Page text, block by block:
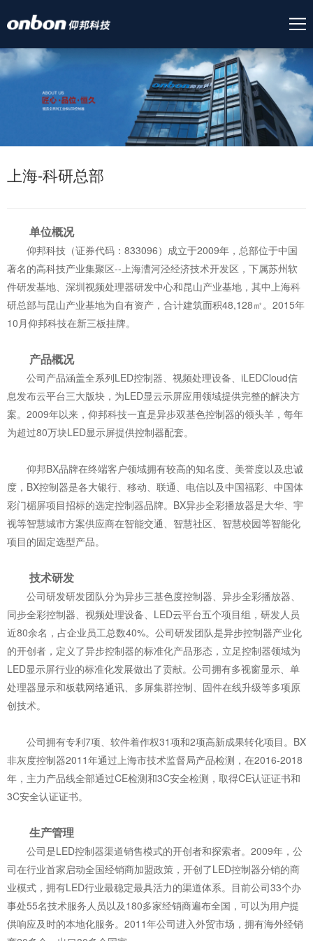
上海-科研总部
单位概况
仰邦科技（证券代码：833096）成立于2009年，总部位于中国
著名的高科技产业集聚区--上海漕河泾经济技术开发区，下属苏州软
件研发基地、深圳视频处理器研发中心和昆山产业基地，其中上海科
研总部与昆山产业基地为自有资产，合计建筑面积48,128㎡。2015年
10月仰邦科技在新三板挂牌。
产品概况
公司产品涵盖全系列LED控制器、视频处理设备、iLEDCloud信
息发布云平台三大版块，为LED显云示屏应用领域提供完整的解决方
案。2009年以来，仰邦科技一直是异步双基色控制器的领头羊，每年
为超过80万块LED显示屏提供控制器配套。
仰邦BX品牌在终端客户领域拥有较高的知名度、美誉度以及忠诚
度，BX控制器是各大银行、移动、联通、电信以及中国福彩、中国体
彩门楣屏项目招标的选定控制器品牌。BX异步全彩播放器是大华、宇
视等智慧城市方案供应商在智能交通、智慧社区、智慧校园等智能化
项目的固定选型产品。
技术研发
公司研发研发团队分为异步三基色度控制器、异步全彩播放器、
同步全彩控制器、视频处理设备、LED云平台五个项目组，研发人员
近80余名，占企业员工总数40%。公司研发团队是异步控制器产业化
的开创者，定义了异步控制器的标准化产品形态，立足控制器领域为
LED显示屏行业的标准化发展做出了贡献。公司拥有多视窗显示、单
处理器显示和板载网络通讯、多屏集群控制、固件在线升级等多项原
创技术。
公司拥有专利7项、软件着作权31项和2项高新成果转化项目。BX
非灰度控制器2011年通过上海市技术监督局产品检测，在2016-2018
年，主力产品线全部通过CE检测和3C安全检测，取得CE认证证书和
3C安全认证证书。
生产管理
公司是LED控制器渠道销售模式的开创者和探索者。2009年，公
司在行业首家启动全国经销商加盟政策，开创了LED控制器分销的商
业模式，拥有LED行业最稳定最具活力的渠道体系。目前公司33个办
事处55名技术服务人员以及180多家经销商遍布全国，可以为用户提
供响应及时的本地化服务。2011年公司进入外贸市场，拥有海外经销